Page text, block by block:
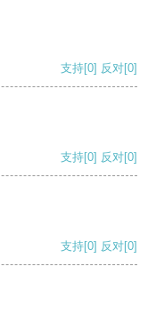
支持[0] 反对[0]
支持[0] 反对[0]
支持[0] 反对[0]